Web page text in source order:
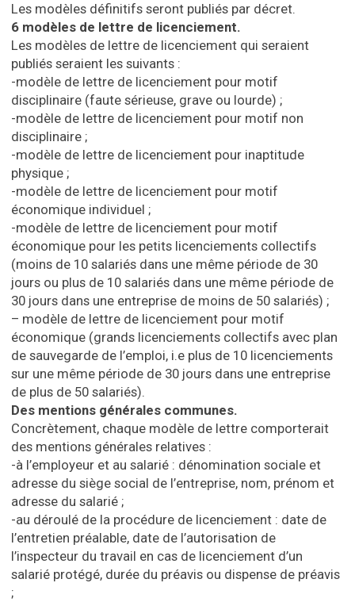
Les modèles définitifs seront publiés par décret.
6 modèles de lettre de licenciement.
Les modèles de lettre de licenciement qui seraient
publiés seraient les suivants :
-modèle de lettre de licenciement pour motif
disciplinaire (faute sérieuse, grave ou lourde) ;
-modèle de lettre de licenciement pour motif non
disciplinaire ;
-modèle de lettre de licenciement pour inaptitude
physique ;
-modèle de lettre de licenciement pour motif
économique individuel ;
-modèle de lettre de licenciement pour motif
économique pour les petits licenciements collectifs
(moins de 10 salariés dans une même période de 30
jours ou plus de 10 salariés dans une même période de
30 jours dans une entreprise de moins de 50 salariés) ;
– modèle de lettre de licenciement pour motif
économique (grands licenciements collectifs avec plan
de sauvegarde de l’emploi, i.e plus de 10 licenciements
sur une même période de 30 jours dans une entreprise
de plus de 50 salariés).
Des mentions générales communes.
Concrètement, chaque modèle de lettre comporterait
des mentions générales relatives :
-à l’employeur et au salarié : dénomination sociale et
adresse du siège social de l’entreprise, nom, prénom et
adresse du salarié ;
-au déroulé de la procédure de licenciement : date de
l’entretien préalable, date de l’autorisation de
l’inspecteur du travail en cas de licenciement d’un
salarié protégé, durée du préavis ou dispense de préavis
;